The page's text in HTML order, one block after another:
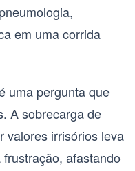
pneumologia,
em uma corrida
uma pergunta que
A sobrecarga de
valores irrisórios leva
afastando